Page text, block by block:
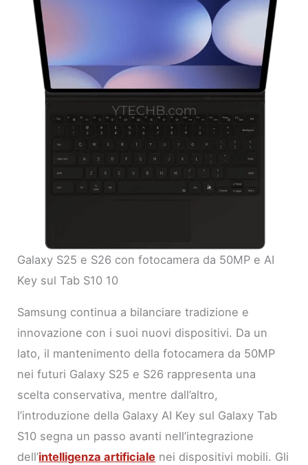
Galaxy S25 e S26 con fotocamera da 50MP e AI
Key sul Tab S10 10
Samsung continua a bilanciare tradizione e
innovazione con i suoi nuovi dispositivi. Da un
lato, il mantenimento della fotocamera da 50MP
nei futuri Galaxy S25 e S26 rappresenta una
scelta conservativa, mentre dall’altro,
l’introduzione della Galaxy AI Key sul Galaxy Tab
S10 segna un passo avanti nell’integrazione
dell’intelligenza artificiale nei dispositivi mobili. Gli